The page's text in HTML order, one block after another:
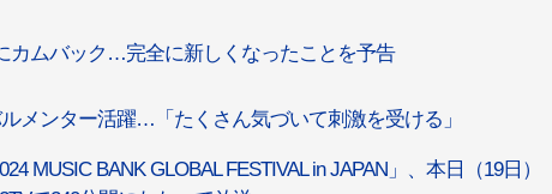
カムバック…完全に新しくなったことを予告
メンター活躍…「たくさん気づいて刺激を受ける」
MUSIC BANK GLOBAL FESTIVAL in JAPAN」、本日（19日）